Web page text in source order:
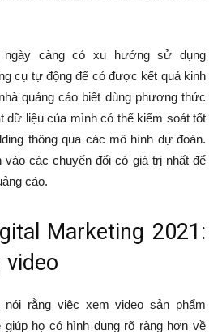
ngày càng có xu hướng sử dụng
cụ tự động để có được kết quả kinh
quảng cáo biết dùng phương thức
dữ liệu của mình có thể kiểm soát tốt
thông qua các mô hình dự đoán.
các chuyển đổi có giá trị nhất để
cáo.
Marketing 2021:
video
nói rằng việc xem video sản phẩm
họ có hình dung rõ ràng hơn về